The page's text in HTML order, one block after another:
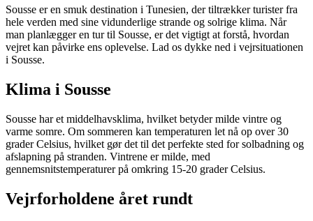
Sousse er en smuk destination i Tunesien, der tiltrækker turister fra
hele verden med sine vidunderlige strande og solrige klima. Når
man planlægger en tur til Sousse, er det vigtigt at forstå, hvordan
vejret kan påvirke ens oplevelse. Lad os dykke ned i vejrsituationen
i Sousse.
Klima i Sousse
Sousse har et middelhavsklima, hvilket betyder milde vintre og
varme somre. Om sommeren kan temperaturen let nå op over 30
grader Celsius, hvilket gør det til det perfekte sted for solbadning og
afslapning på stranden. Vintrene er milde, med
gennemsnitstemperaturer på omkring 15-20 grader Celsius.
Vejrforholdene året rundt